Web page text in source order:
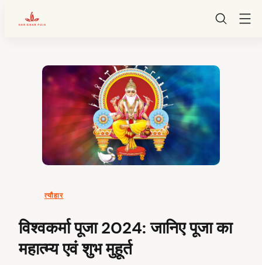
त्यौहार
विश्वकर्मा पूजा 2024: जानिए पूजा का
महात्म्य एवं शुभ मुहूर्त